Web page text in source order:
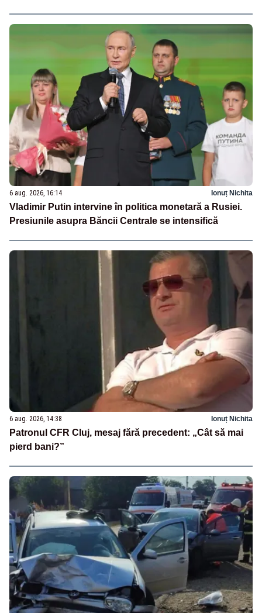
6 aug. 2026, 16:14 Ionuț Nichita
Vladimir Putin intervine în politica monetară a Rusiei.
Presiunile asupra Băncii Centrale se intensifică
6 aug. 2026, 14:38 Ionuț Nichita
Patronul CFR Cluj, mesaj fără precedent: „Cât să mai
pierd bani?”